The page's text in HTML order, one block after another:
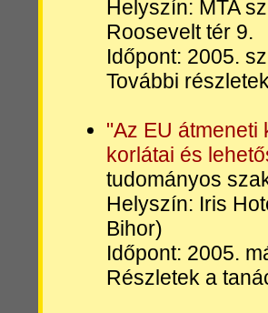
Helyszín: MTA
Roosevelt tér 9.
Időpont: 2005.
További
"Az EU
korlátai és
tudományos
Helyszín: Iris
Bihor)
Időpont: 2005.
Részletek a